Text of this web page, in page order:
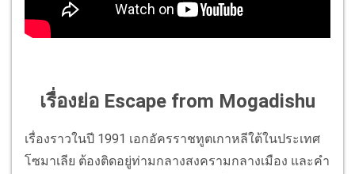
เรื่องย่อ Escape from Mogadishu
เรื่องราวในปี 1991 เอกอัครราชทูตเกาหลีใต้ในประเทศ
โซมาเลีย ต้องติดอยู่ท่ามกลางสงครามกลางเมือง และคำ